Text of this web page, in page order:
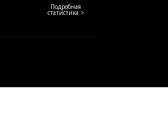
Подробная
статистика >